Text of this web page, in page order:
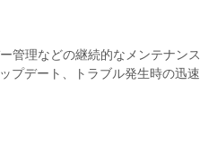
管理などの継続的なメンテナン
プデート、トラブル発生時の迅